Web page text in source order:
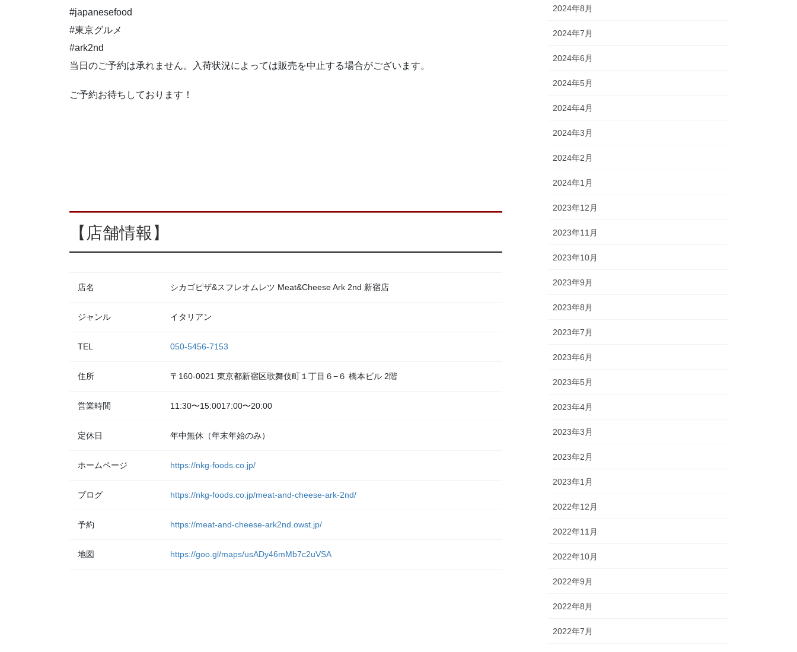
#japanesefood
#東京グルメ
#ark2nd
当日のご予約は承れません。入荷状況によっては販売を中止する場合がございます。
ご予約お待ちしております！
【店舗情報】
店名 シカゴピザ&スフレオムレツ Meat&Cheese Ark 2nd 新宿店
ジャンル イタリアン
TEL 050-5456-7153
住所 〒160-0021 東京都新宿区歌舞伎町１丁目６−６ 橋本ビル 2階
営業時間 11:30〜15:0017:00〜20:00
定休日 年中無休（年末年始のみ）
ホームページ https://nkg-foods.co.jp/
ブログ https://nkg-foods.co.jp/meat-and-cheese-ark-2nd/
予約 https://meat-and-cheese-ark2nd.owst.jp/
地図 https://goo.gl/maps/usADy46mMb7c2uVSA
2024年8月
2024年7月
2024年6月
2024年5月
2024年4月
2024年3月
2024年2月
2024年1月
2023年12月
2023年11月
2023年10月
2023年9月
2023年8月
2023年7月
2023年6月
2023年5月
2023年4月
2023年3月
2023年2月
2023年1月
2022年12月
2022年11月
2022年10月
2022年9月
2022年8月
2022年7月